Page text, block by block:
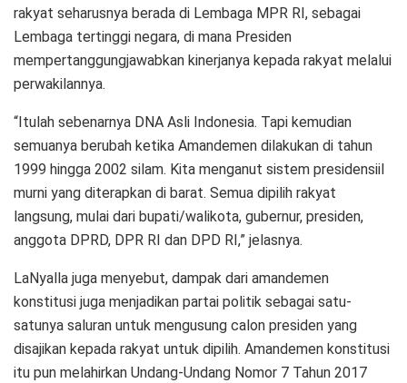
rakyat seharusnya berada di Lembaga MPR RI, sebagai
Lembaga tertinggi negara, di mana Presiden
mempertanggungjawabkan kinerjanya kepada rakyat melalui
perwakilannya.
“Itulah sebenarnya DNA Asli Indonesia. Tapi kemudian
semuanya berubah ketika Amandemen dilakukan di tahun
1999 hingga 2002 silam. Kita menganut sistem presidensiil
murni yang diterapkan di barat. Semua dipilih rakyat
langsung, mulai dari bupati/walikota, gubernur, presiden,
anggota DPRD, DPR RI dan DPD RI,” jelasnya.
LaNyalla juga menyebut, dampak dari amandemen
konstitusi juga menjadikan partai politik sebagai satu-
satunya saluran untuk mengusung calon presiden yang
disajikan kepada rakyat untuk dipilih. Amandemen konstitusi
itu pun melahirkan Undang-Undang Nomor 7 Tahun 2017